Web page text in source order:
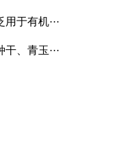
于有机···
、青玉···